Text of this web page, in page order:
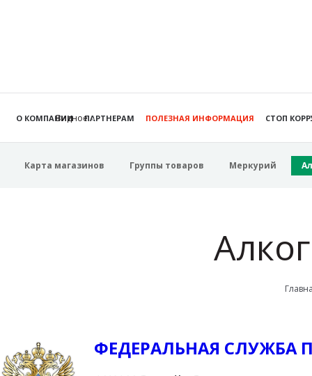
Видное
О КОМПАНИИ ПАРТНЕРАМ ПОЛЕЗНАЯ ИНФОРМАЦИЯ СТОП
Карта магазинов Группы товаров Меркурий
ФЕДЕРАЛЬНАЯ СЛУЖБА